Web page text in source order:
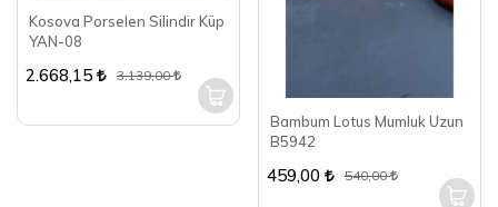
Kosova Porselen Silindir Küp
YAN-08
2.668,15 3.139,00
Bambum Lotus Mumluk Uzun
B5942
459,00 540,00